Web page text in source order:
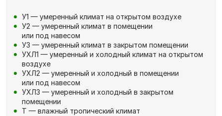
У1 — умеренный климат на открытом воздухе
У2 — умеренный климат в помещении
или под навесом
У3 — умеренный климат в закрытом помещении
УХЛ1 — умеренный и холодный климат на открытом
воздухе
УХЛ2 — умеренный и холодный в помещении
или под навесом
УХЛ3 — умеренный и холодный в закрытом
помещении
Т — влажный тропический климат